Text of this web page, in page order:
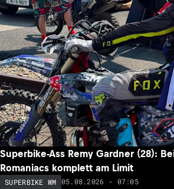
Superbike-Ass Remy Gardner (28):
Romaniacs komplett am Limit
SUPERBIKE WM 05.08.2026 - 07:05